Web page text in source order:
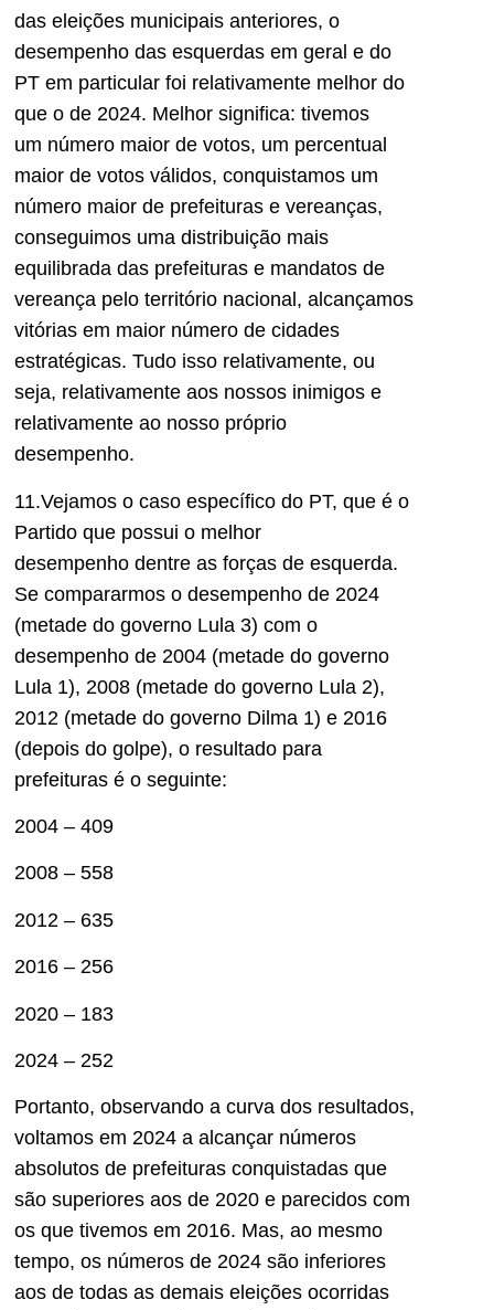
das eleições municipais anteriores, o
desempenho das esquerdas em geral e do
PT em particular foi relativamente melhor do
que o de 2024. Melhor significa: tivemos
um número maior de votos, um percentual
maior de votos válidos, conquistamos um
número maior de prefeituras e vereanças,
conseguimos uma distribuição mais
equilibrada das prefeituras e mandatos de
vereança pelo território nacional, alcançamos
vitórias em maior número de cidades
estratégicas. Tudo isso relativamente, ou
seja, relativamente aos nossos inimigos e
relativamente ao nosso próprio
desempenho.
11.Vejamos o caso específico do PT, que é o
Partido que possui o melhor
desempenho dentre as forças de esquerda.
Se compararmos o desempenho de 2024
(metade do governo Lula 3) com o
desempenho de 2004 (metade do governo
Lula 1), 2008 (metade do governo Lula 2),
2012 (metade do governo Dilma 1) e 2016
(depois do golpe), o resultado para
prefeituras é o seguinte:
2004 – 409
2008 – 558
2012 – 635
2016 – 256
2020 – 183
2024 – 252
Portanto, observando a curva dos resultados,
voltamos em 2024 a alcançar números
absolutos de prefeituras conquistadas que
são superiores aos de 2020 e parecidos com
os que tivemos em 2016. Mas, ao mesmo
tempo, os números de 2024 são inferiores
aos de todas as demais eleições ocorridas